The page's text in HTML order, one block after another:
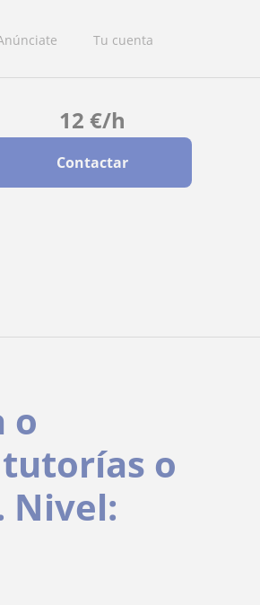
Tu cuenta
12 €/h
Contactar
o
o
Nivel: